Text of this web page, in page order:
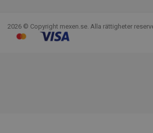
2026 © Copyright mexen.se. Alla rättigheter